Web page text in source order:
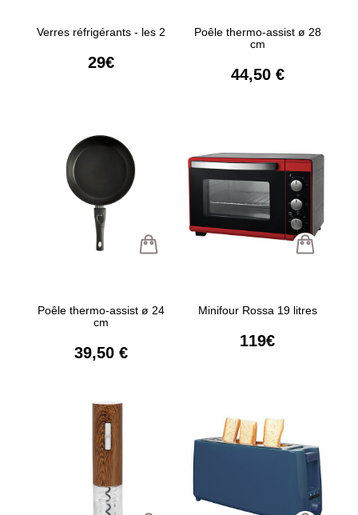
Verres réfrigérants - les 2
29€
Poêle thermo-assist ø 28
cm
44,50 €
Poêle thermo-assist ø 24
cm
39,50 €
Minifour Rossa 19 litres
119€